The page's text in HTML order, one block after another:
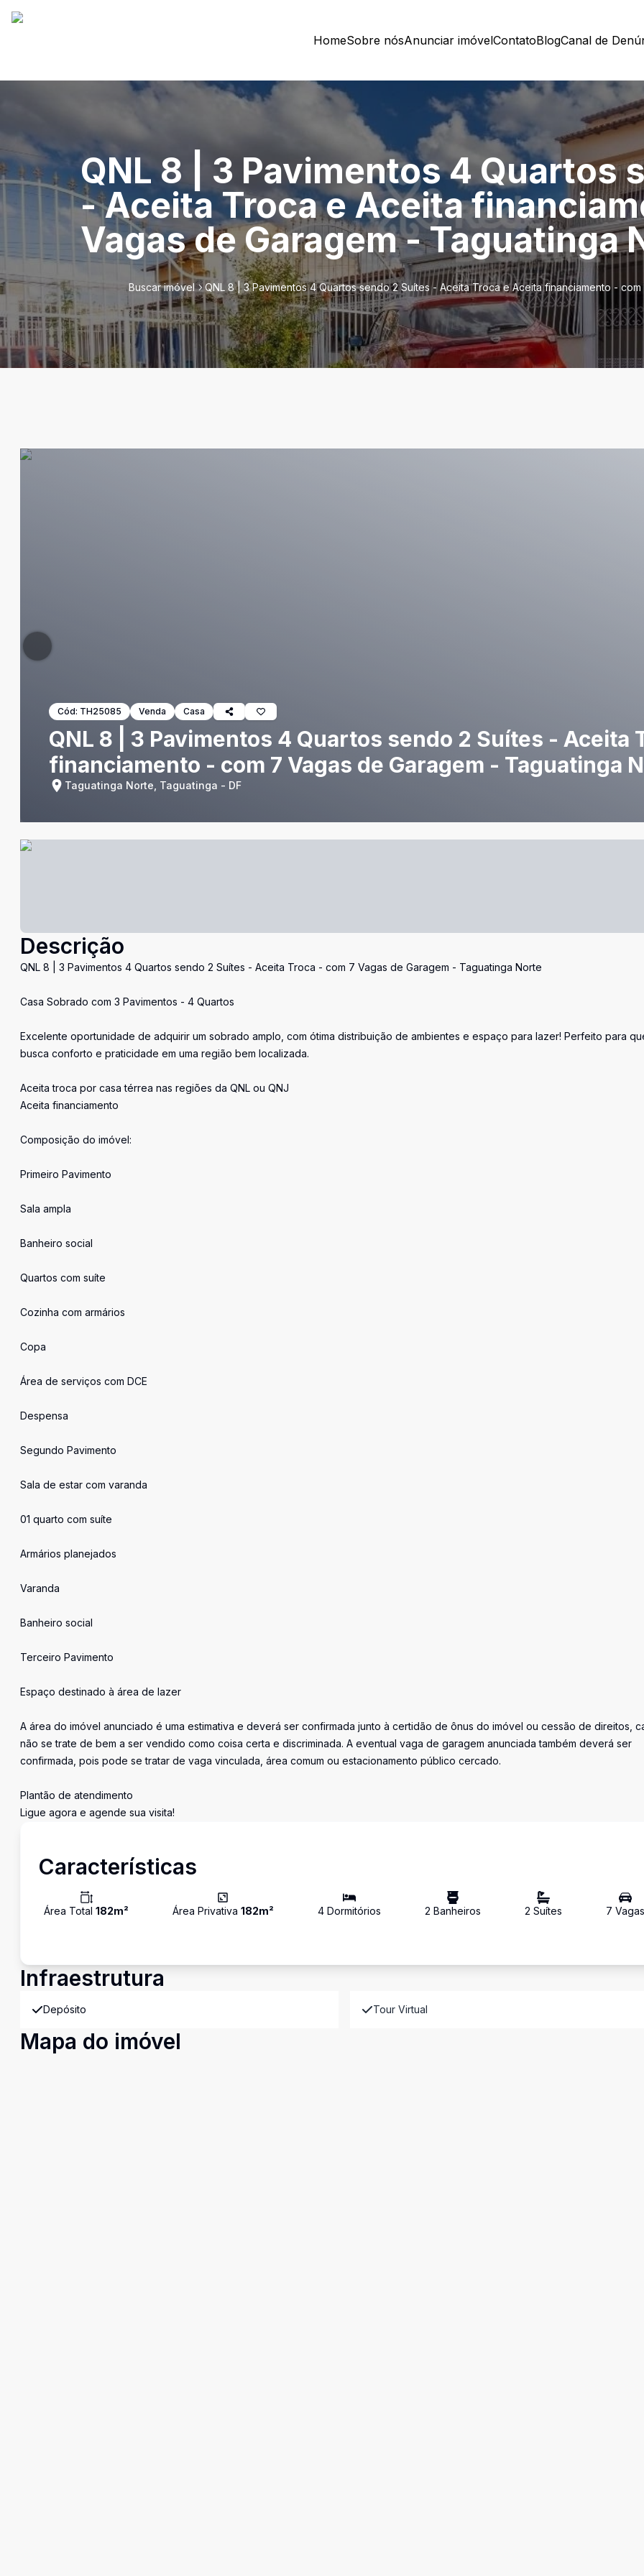
HomeSobre nósAnunciar imóvelContatoBlogCanal de
QNL 8 | 3 Pavimentos 4 Quartos
- Aceita Troca e Aceita
Vagas de Garagem - Taguatinga
Buscar imóvel QNL 8 | 3 Pavimentos 4 Quartos sendo 2 Suítes - Aceita Troca e Aceita financiamento -
Cód: TH25085 Venda Casa
QNL 8 | 3 Pavimentos 4 Quartos sendo 2 Suítes - Aceita
financiamento - com 7 Vagas de Garagem - Taguatinga
Taguatinga Norte, Taguatinga - DF
Descrição
QNL 8 | 3 Pavimentos 4 Quartos sendo 2 Suítes - Aceita Troca - com 7 Vagas de Garagem - Taguatinga Norte
Casa Sobrado com 3 Pavimentos - 4 Quartos
Excelente oportunidade de adquirir um sobrado amplo, com ótima distribuição de ambientes e espaço para lazer! Perfeito para
busca conforto e praticidade em uma região bem localizada.
Aceita troca por casa térrea nas regiões da QNL ou QNJ
Aceita financiamento
Composição do imóvel:
Primeiro Pavimento
Sala ampla
Banheiro social
Quartos com suíte
Cozinha com armários
Copa
Área de serviços com DCE
Despensa
Segundo Pavimento
Sala de estar com varanda
01 quarto com suíte
Armários planejados
Varanda
Banheiro social
Terceiro Pavimento
Espaço destinado à área de lazer
A área do imóvel anunciado é uma estimativa e deverá ser confirmada junto à certidão de ônus do imóvel ou cessão de direitos,
não se trate de bem a ser vendido como coisa certa e discriminada. A eventual vaga de garagem anunciada também deverá ser
confirmada, pois pode se tratar de vaga vinculada, área comum ou estacionamento público cercado.
Plantão de atendimento
Ligue agora e agende sua visita!
Características
Área Total 182m² Área Privativa 182m² 4Dormitórios 2 Banheiros 2 Suítes 7 Vagas
Infraestrutura
Depósito Tour Virtual
Mapa do imóvel